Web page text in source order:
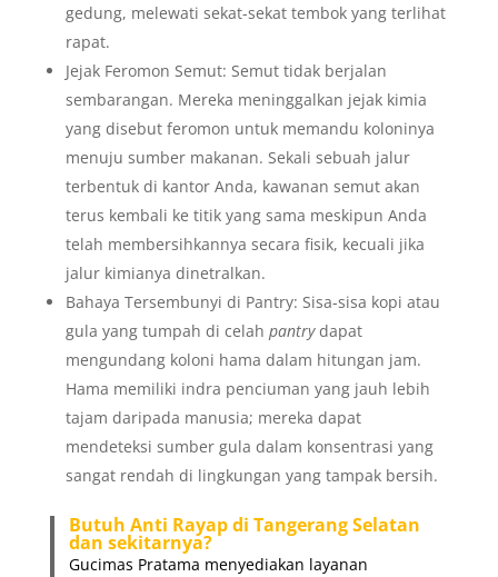
gedung, melewati sekat-sekat tembok yang terlihat
rapat.
Jejak Feromon Semut: Semut tidak berjalan
sembarangan. Mereka meninggalkan jejak kimia
yang disebut feromon untuk memandu koloninya
menuju sumber makanan. Sekali sebuah jalur
terbentuk di kantor Anda, kawanan semut akan
terus kembali ke titik yang sama meskipun Anda
telah membersihkannya secara fisik, kecuali jika
jalur kimianya dinetralkan.
Bahaya Tersembunyi di Pantry: Sisa-sisa kopi atau
gula yang tumpah di celah pantrydapat
mengundang koloni hama dalam hitungan jam.
Hama memiliki indra penciuman yang jauh lebih
tajam daripada manusia; mereka dapat
mendeteksi sumber gula dalam konsentrasi yang
sangat rendah di lingkungan yang tampak bersih.
Butuh Anti Rayap di Tangerang Selatan
dan sekitarnya?
Gucimas Pratama menyediakan layanan